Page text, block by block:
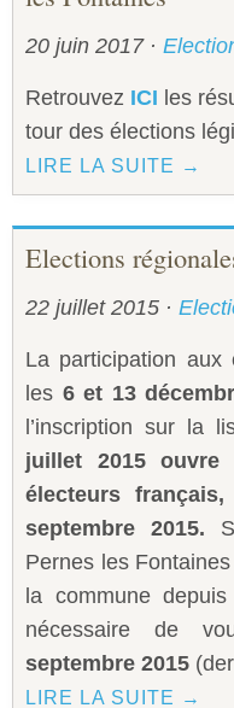
20 juin 2017 ·
Retrouvez ICI les
tour des élections
LIRE LA SUITE →
Elections
22 juillet 2015 ·
La participation aux
les 6 et 13
l’inscription sur la
juillet 2015
électeurs
septembre 2015.
Pernes les
la commune
nécessaire de
septembre 2015
LIRE LA SUITE →